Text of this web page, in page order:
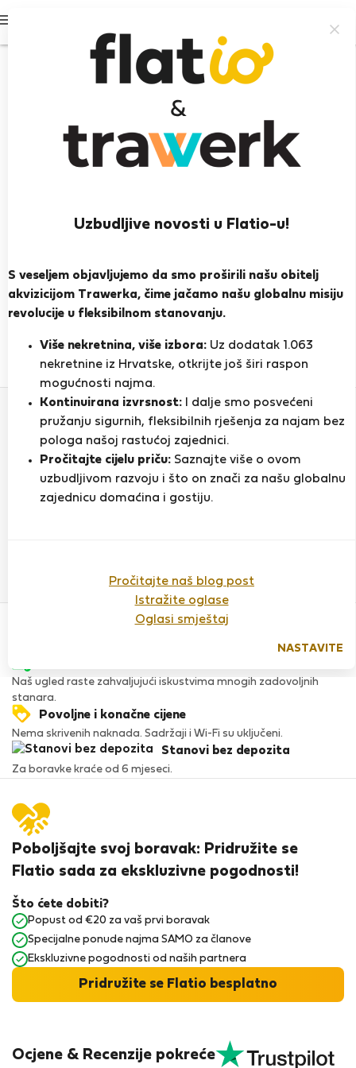
Uzbudljive novosti u Flatio-u!
S veseljem objavljujemo da smo proširili našu obitelj
akvizicijom Trawerka, čime jačamo našu globalnu misiju
revolucije u fleksibilnom stanovanju.
Više nekretnina, više izbora: Uz dodatak 1.063
nekretnine iz Hrvatske, otkrijte još širi raspon
mogućnosti najma.
Kontinuirana izvrsnost: I dalje smo posvećeni
pružanju sigurnih, fleksibilnih rješenja za najam bez
pologa našoj rastućoj zajednici.
Pročitajte cijelu priču: Saznajte više o ovom
uzbudljivom razvoju i što on znači za našu globalnu
zajednicu domaćina i gostiju.
Pročitajte naš blog post
Istražite oglase
Oglasi smještaj
NASTAVITE
Niksa B.
Trogir
PRIKAŽI ŽIVOTOPIS
Ocjena i reference
0
Ponude
1
Ocjena
Povjerenje & Sigurnost
Naš ugled raste zahvaljujući iskustvima mnogih zadovoljnih
stanara.
Povoljne i konačne cijene
Nema skrivenih naknada. Sadržaji i Wi-Fi su uključeni.
Stanovi bez depozita
Za boravke kraće od 6 mjeseci.
Ocjene & Recenzije pokreće
Poboljšajte svoj boravak: Pridružite se
Flatio sada za ekskluzivne pogodnosti!
Što ćete dobiti?
Popust od €20 za vaš prvi boravak
Specijalne ponude najma SAMO za članove
Ekskluzivne pogodnosti od naših partnera
Pridružite se Flatio besplatno